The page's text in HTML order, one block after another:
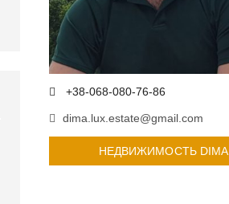
+38-068-080-76-86
dima.lux.estate@gmail.com
НЕДВИЖИМОСТЬ DIMA